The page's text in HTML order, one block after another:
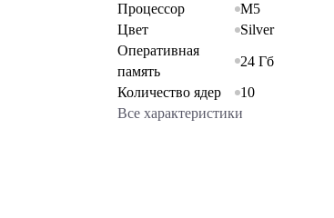
Процессор
M5
Цвет
Silver
Оперативная
память
24 Гб
Количество ядер
10
Все характеристики